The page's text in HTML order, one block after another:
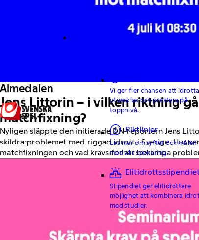
Vi ger fler chansen att idrotta,
utvecklas och prestera på
toppnivå.
Riktlinjer
Läs mer om syftet och målen
med vår sponsring.
Elitidrottsstipendiet
Stipendiet ger elitidrottare
möjlighet att kombinera
med studier.
Almedalen
Jens Littorin – i vilken riktning
matchfixning?
Nyligen släppte den initierade DN-reportern Jens
skildrarproblemet med riggad idrott i Sverige. Hur
matchfixningen och vad krävs för att bekämpa